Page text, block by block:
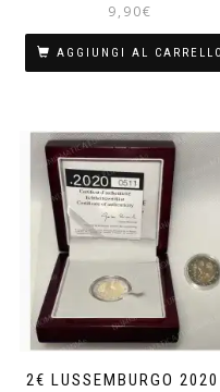
9,90€
AGGIUNGI AL CARRELLO
2€ LUSSEMBURGO